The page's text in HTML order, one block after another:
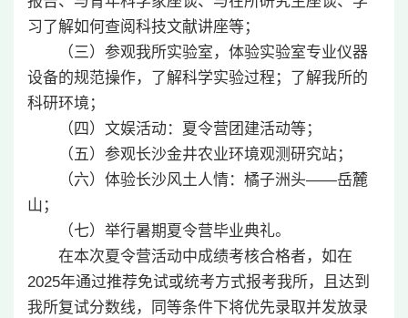
习了解如何查阅科技文献讲座等；
（三）参观我所实验室，体验实验室专业仪器
设备的规范操作，了解科学实验过程；了解我所的
科研环境；
（四）文娱活动：夏令营团建活动等；
（五）参观长沙金井农业环境观测研究站；
（六）体验长沙风土人情：橘子洲头——岳麓
山；
（七）举行暑期夏令营毕业典礼。
在本次夏令营活动中成绩考核合格者，如在
2025年通过推荐免试或统考方式报考我所，且达到
我所复试分数线，同等条件下将优先录取并发放录